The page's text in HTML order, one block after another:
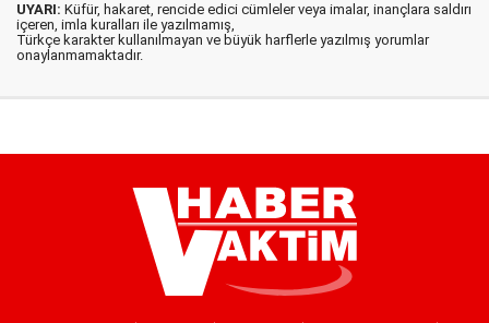
UYARI: Küfür, hakaret, rencide edici cümleler veya imalar, inançlara saldırı
içeren, imla kuralları ile yazılmamış,
Türkçe karakter kullanılmayan ve büyük harflerle yazılmış yorumlar
onaylanmamaktadır.